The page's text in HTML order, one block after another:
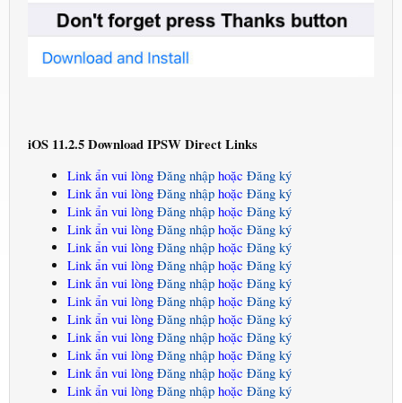
iOS 11.2.5 Download IPSW Direct Links
Link ẩn vui lòng Đăng nhập hoặc Đăng ký
Link ẩn vui lòng Đăng nhập hoặc Đăng ký
Link ẩn vui lòng Đăng nhập hoặc Đăng ký
Link ẩn vui lòng Đăng nhập hoặc Đăng ký
Link ẩn vui lòng Đăng nhập hoặc Đăng ký
Link ẩn vui lòng Đăng nhập hoặc Đăng ký
Link ẩn vui lòng Đăng nhập hoặc Đăng ký
Link ẩn vui lòng Đăng nhập hoặc Đăng ký
Link ẩn vui lòng Đăng nhập hoặc Đăng ký
Link ẩn vui lòng Đăng nhập hoặc Đăng ký
Link ẩn vui lòng Đăng nhập hoặc Đăng ký
Link ẩn vui lòng Đăng nhập hoặc Đăng ký
Link ẩn vui lòng Đăng nhập hoặc Đăng ký